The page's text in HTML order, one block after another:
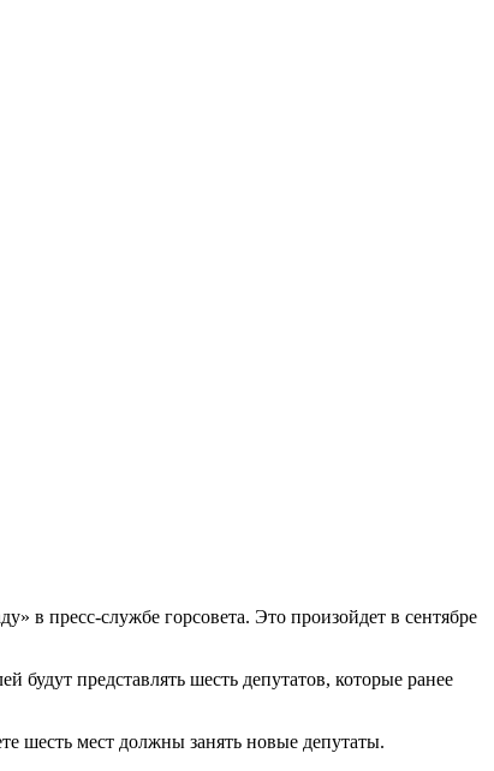
в пресс-службе горсовета. Это произойдет в сентябре
будут представлять шесть депутатов, которые ранее
шесть мест должны занять новые депутаты.